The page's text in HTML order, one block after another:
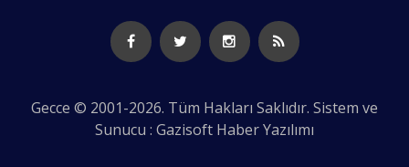
Gecce © 2001-2026. Tüm Hakları Saklıdır. Sistem ve
Sunucu : Gazisoft Haber Yazılımı